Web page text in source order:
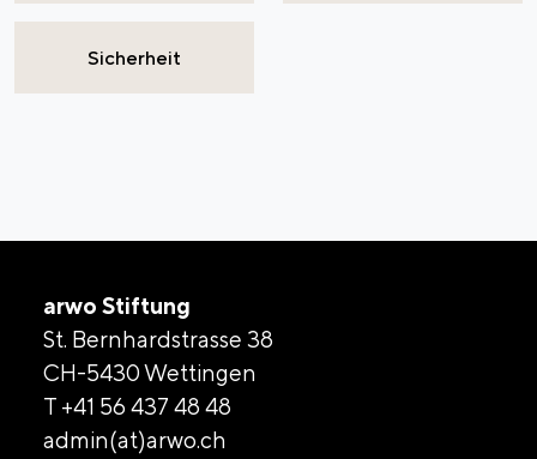
Sicherheit
arwo Stiftung
St. Bernhardstrasse 38
CH-5430 Wettingen
T +41 56 437 48 48
admin(at)arwo.ch